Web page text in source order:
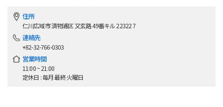
住所
仁川広域市 済物浦区 又玄路 49番キル 22322 7
連絡先
+82-32-766-0303
営業時間
11:00 ~ 21:00
定休日 : 毎月 最終 火曜日